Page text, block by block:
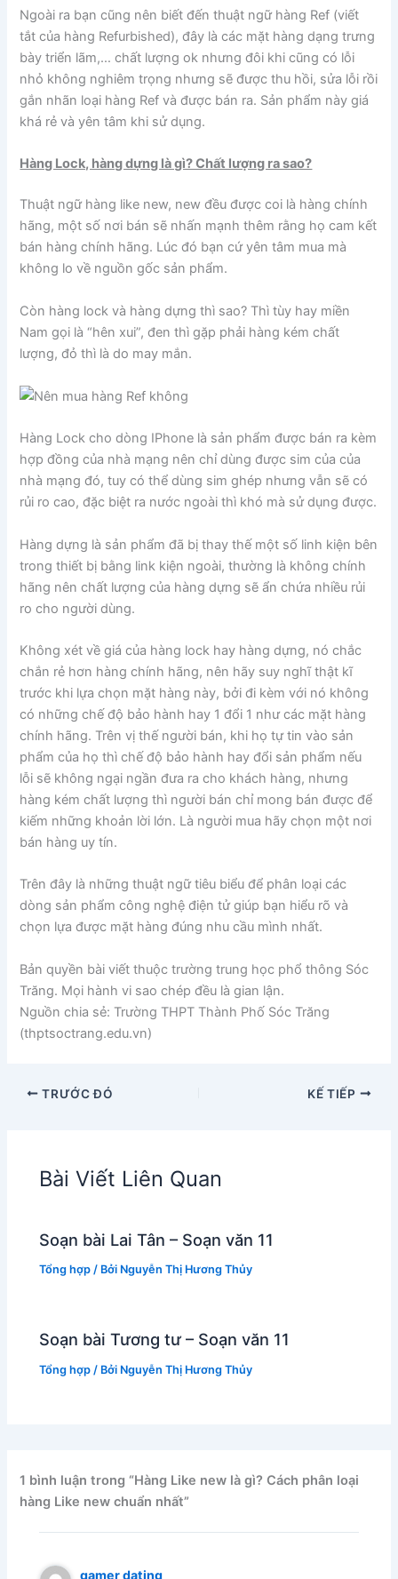
Ngoài ra bạn cũng nên biết đến thuật ngữ hàng Ref (viết
tắt của hàng Refurbished), đây là các mặt hàng dạng trưng
bày triển lãm,… chất lượng ok nhưng đôi khi cũng có lỗi
nhỏ không nghiêm trọng nhưng sẽ được thu hồi, sửa lỗi rồi
gắn nhãn loại hàng Ref và được bán ra. Sản phẩm này giá
khá rẻ và yên tâm khi sử dụng.
Hàng Lock, hàng dựng là gì? Chất lượng ra sao?
Thuật ngữ hàng like new, new đều được coi là hàng chính
hãng, một số nơi bán sẽ nhấn mạnh thêm rằng họ cam kết
bán hàng chính hãng. Lúc đó bạn cứ yên tâm mua mà
không lo về nguồn gốc sản phẩm.
Còn hàng lock và hàng dựng thì sao? Thì tùy hay miền
Nam gọi là “hên xui”, đen thì gặp phải hàng kém chất
lượng, đỏ thì là do may mắn.
Hàng Lock cho dòng IPhone là sản phẩm được bán ra kèm
hợp đồng của nhà mạng nên chỉ dùng được sim của của
nhà mạng đó, tuy có thể dùng sim ghép nhưng vẫn sẽ có
rủi ro cao, đặc biệt ra nước ngoài thì khó mà sử dụng được.
Hàng dựng là sản phẩm đã bị thay thế một số linh kiện bên
trong thiết bị bằng link kiện ngoài, thường là không chính
hãng nên chất lượng của hàng dựng sẽ ẩn chứa nhiều rủi
ro cho người dùng.
Không xét về giá của hàng lock hay hàng dựng, nó chắc
chắn rẻ hơn hàng chính hãng, nên hãy suy nghĩ thật kĩ
trước khi lựa chọn mặt hàng này, bởi đi kèm với nó không
có những chế độ bảo hành hay 1 đổi 1 như các mặt hàng
chính hãng. Trên vị thế người bán, khi họ tự tin vào sản
phẩm của họ thì chế độ bảo hành hay đổi sản phẩm nếu
lỗi sẽ không ngại ngần đưa ra cho khách hàng, nhưng
hàng kém chất lượng thì người bán chỉ mong bán được để
kiếm những khoản lời lớn. Là người mua hãy chọn một nơi
bán hàng uy tín.
Trên đây là những thuật ngữ tiêu biểu để phân loại các
dòng sản phẩm công nghệ điện tử giúp bạn hiểu rõ và
chọn lựa được mặt hàng đúng nhu cầu mình nhất.
Bản quyền bài viết thuộc trường trung học phổ thông Sóc
Trăng. Mọi hành vi sao chép đều là gian lận.
Nguồn chia sẻ: Trường THPT Thành Phố Sóc Trăng
(thptsoctrang.edu.vn)
TRƯỚC ĐÓ KẾ TIẾP
Bài Viết Liên Quan
Soạn bài Lai Tân – Soạn văn 11
Tổng hợp / Bởi Nguyễn Thị Hương Thủy
Soạn bài Tương tư – Soạn văn 11
Tổng hợp / Bởi Nguyễn Thị Hương Thủy
1 bình luận trong “Hàng Like new là gì? Cách phân loại
hàng Like new chuẩn nhất”
gamer dating